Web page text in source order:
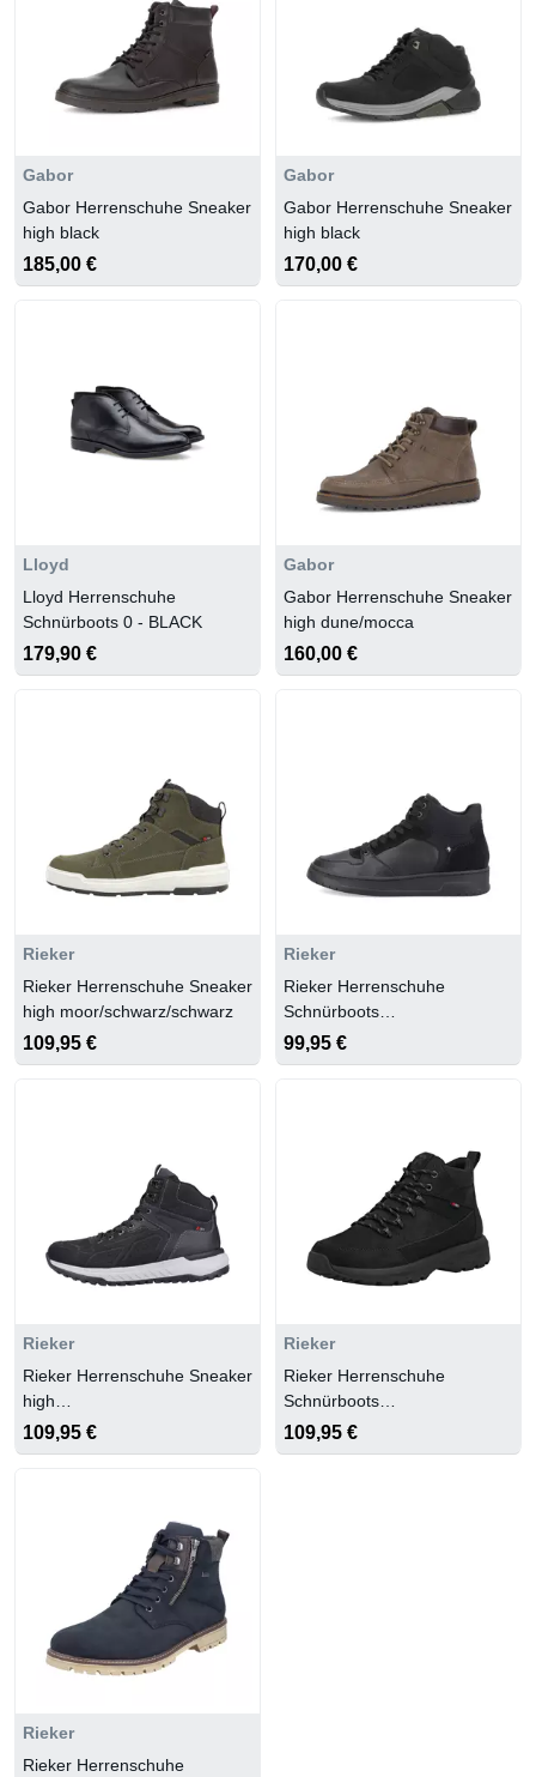
Gabor
Gabor Herrenschuhe Sneaker
high black
185,00 €
Gabor
Gabor Herrenschuhe Sneaker
high black
170,00 €
Lloyd
Lloyd Herrenschuhe
Schnürboots 0 - BLACK
179,90 €
Gabor
Gabor Herrenschuhe Sneaker
high dune/mocca
160,00 €
Rieker
Rieker Herrenschuhe Sneaker
high moor/schwarz/schwarz
109,95 €
Rieker
Rieker Herrenschuhe
Schnürboots
schwarz/schwarz/schwarz/nero
99,95 €
Rieker
Rieker Herrenschuhe Sneaker
high
schwarz/schwarz/black/schwarz
109,95 €
Rieker
Rieker Herrenschuhe
Schnürboots
schwarz/schwarz/schwarz
109,95 €
Rieker
Rieker Herrenschuhe